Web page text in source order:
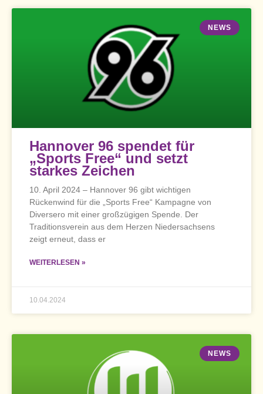
NEWS
Hannover 96 spendet für
„Sports Free“ und setzt
starkes Zeichen
10. April 2024 – Hannover 96 gibt wichtigen
Rückenwind für die „Sports Free“ Kampagne von
Diversero mit einer großzügigen Spende. Der
Traditionsverein aus dem Herzen Niedersachsens
zeigt erneut, dass er
WEITERLESEN »
10.04.2024
NEWS